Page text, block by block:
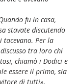
fu in casa,
stavate discutendo
tacevano. Per la
tra loro chi
chiamò i Dodici e
essere il primo, sia
di tutti».